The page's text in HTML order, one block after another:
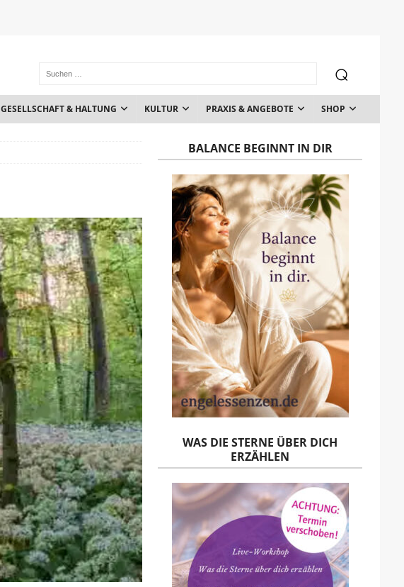
GESELLSCHAFT & HALTUNG KULTUR PRAXIS & ANGEBOTE SHOP
BALANCE BEGINNT IN DIR
WAS DIE STERNE ÜBER DICH
ERZÄHLEN